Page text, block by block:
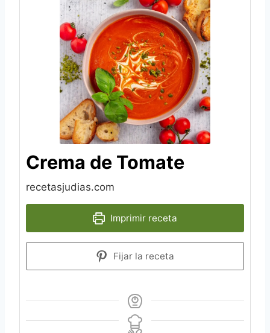
Crema de Tomate
recetasjudias.com
Imprimir receta
Fijar la receta